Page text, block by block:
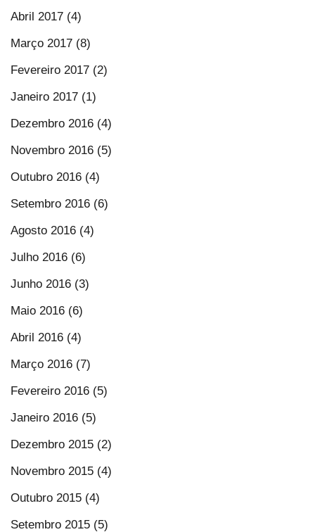
Abril 2017 (4)
Março 2017 (8)
Fevereiro 2017 (2)
Janeiro 2017 (1)
Dezembro 2016 (4)
Novembro 2016 (5)
Outubro 2016 (4)
Setembro 2016 (6)
Agosto 2016 (4)
Julho 2016 (6)
Junho 2016 (3)
Maio 2016 (6)
Abril 2016 (4)
Março 2016 (7)
Fevereiro 2016 (5)
Janeiro 2016 (5)
Dezembro 2015 (2)
Novembro 2015 (4)
Outubro 2015 (4)
Setembro 2015 (5)